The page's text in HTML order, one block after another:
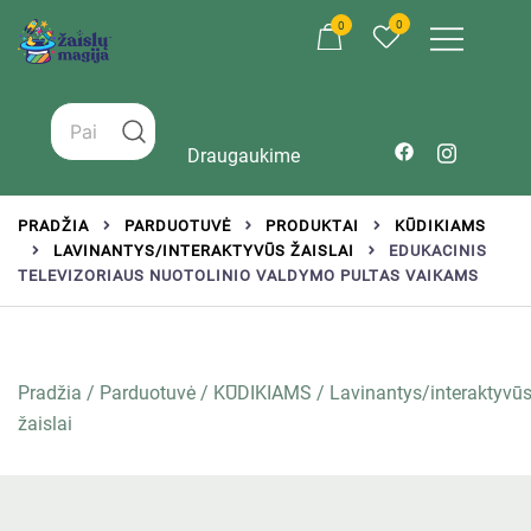
0 0
Draugaukime
PRADŽIA PARDUOTUVĖ PRODUKTAI
KŪDIKIAMS
LAVINANTYS/INTERAKTYVŪS ŽAISLAI
EDUKACINIS
TELEVIZORIAUS NUOTOLINIO VALDYMO PULTAS VAIKAMS
Pradžia / Parduotuvė / KŪDIKIAMS / Lavinantys/interaktyvūs
žaislai